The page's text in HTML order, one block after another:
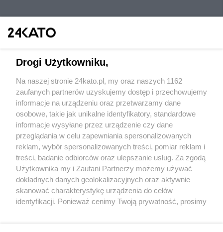
Wydawca mediów lokalnych
Nie zapomnij
zapoznać się z:
polityką prywatności regulamin korzystania z portali
Twojemiasto
Piekary Śląskie
Chorzów
Tarnowskie Góry
Skontaktuj sięz nami
Kontakt
Wydawca
Redakcja
Drogi Użytkowniku,
Na naszej stronie 24kato.pl, my oraz naszych 1162
zaufanych partnerów uzyskujemy dostęp i przechowujemy
informacje na urządzeniu oraz przetwarzamy dane
osobowe, takie jak unikalne identyfikatory, standardowe
informacje wysyłane przez urządzenie czy dane
przeglądania w celu zapewniania spersonalizowanych
reklam, wybór spersonalizowanych treści, pomiar reklam i
treści, badanie odbiorców oraz ulepszanie usług. Za zgodą
Użytkownika my i Zaufani Partnerzy możemy używać
dokładnych danych geolokalizacyjnych oraz aktywnie
skanować charakterystykę urządzenia do celów
identyfikacji. Ponieważ cenimy Twoją prywatność, prosimy